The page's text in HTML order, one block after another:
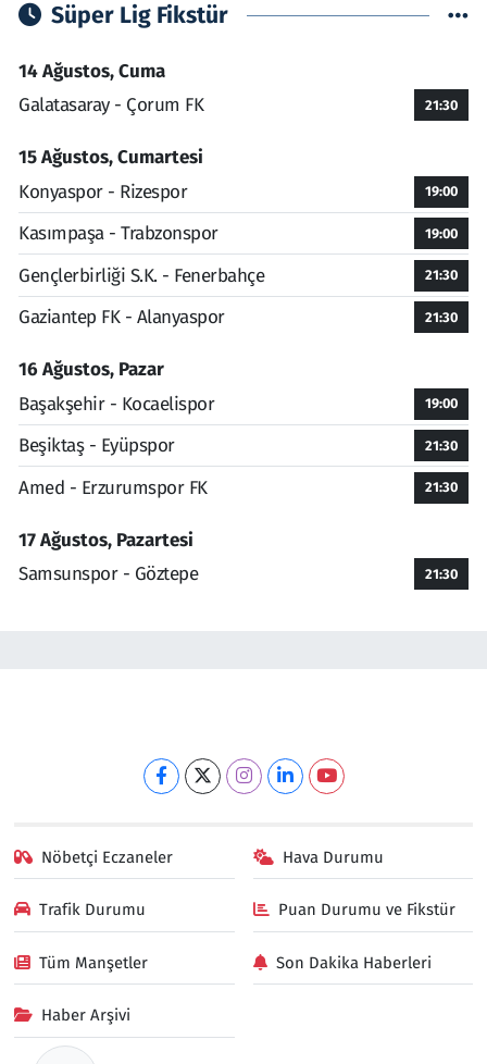
Süper Lig Fikstür
14 Ağustos, Cuma
Galatasaray - Çorum FK
21:30
15 Ağustos, Cumartesi
Konyaspor - Rizespor
19:00
Kasımpaşa - Trabzonspor 19:00
Gençlerbirliği S.K. - Fenerbahçe 21:30
Gaziantep FK - Alanyaspor 21:30
16 Ağustos, Pazar
Başakşehir - Kocaelispor
19:00
Beşiktaş - Eyüpspor 21:30
Amed - Erzurumspor FK 21:30
17 Ağustos, Pazartesi
Samsunspor - Göztepe
21:30
Nöbetçi Eczaneler Hava Durumu
Trafik Durumu Puan Durumu ve Fikstür
Tüm Manşetler Son Dakika Haberleri
Haber Arşivi